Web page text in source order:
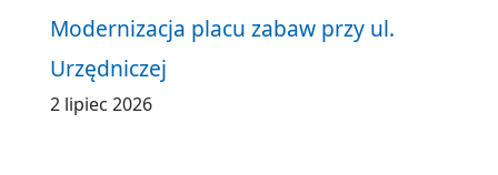
Modernizacja placu zabaw przy ul.
Urzędniczej
2 lipiec 2026